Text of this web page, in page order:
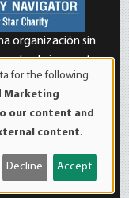
organización sin
de impuestos.
deducibles de
medida que lo
52-1263436.
for the following
Marketing
our content and
content.
Decline Accept